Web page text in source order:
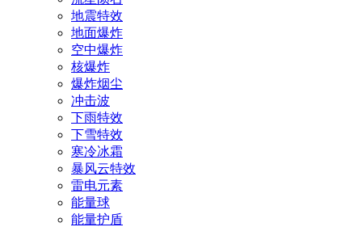
地震特效
地面爆炸
空中爆炸
核爆炸
爆炸烟尘
冲击波
下雨特效
下雪特效
寒冷冰霜
暴风云特效
雷电元素
能量球
能量护盾